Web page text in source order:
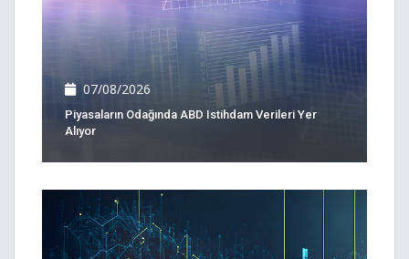
07/08/2026
Piyasaların Odağında ABD Istihdam Verileri Yer
Alıyor